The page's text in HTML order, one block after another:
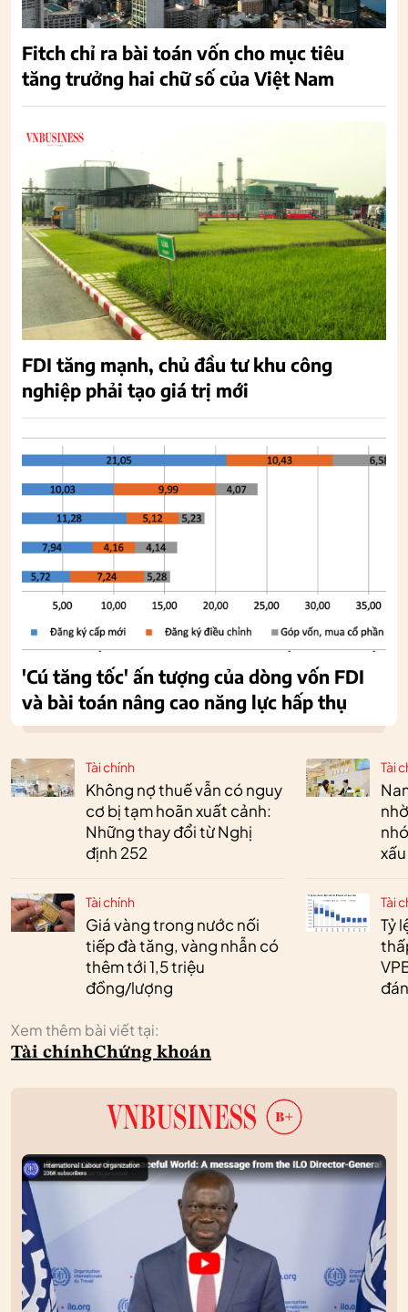
Tài chính
Không nợ thuế vẫn có nguy
cơ bị tạm hoãn xuất cảnh:
Những thay đổi từ Nghị
định 252
Tài chính
Giá vàng trong nước nối
tiếp đà tăng, vàng nhẫn có
thêm tới 1,5 triệu
đồng/lượng
Tài
xấu
Tài
Tỷ
Xem thêm bài viết tại:
Tài chínhChứng khoán
Fitch chỉ ra bài toán vốn cho mục tiêu
tăng trưởng hai chữ số của Việt Nam
FDI tăng mạnh, chủ đầu tư khu công
nghiệp phải tạo giá trị mới
'Cú tăng tốc' ấn tượng của dòng vốn FDI
và bài toán nâng cao năng lực hấp thụ